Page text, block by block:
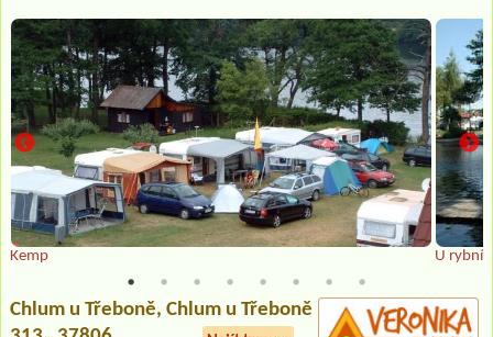
Kemp U
Chlum u Třeboně, Chlum u Třeboně